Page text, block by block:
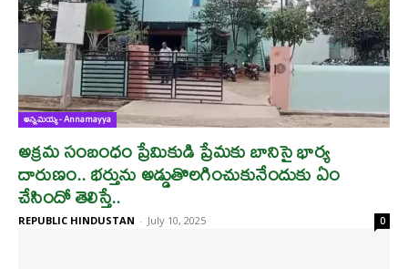
అన్నమయ్య - Annamayya
అక్రమ సంబంధం ప్రేమికుడి ప్రేమకు బానిసై భార్య
దారుణం.. భర్తును అడ్డుతొలగించుకునేందుకు ఏం
చేసిందో తెలిస్తే..
REPUBLIC HINDUSTAN - July 10, 2025 0